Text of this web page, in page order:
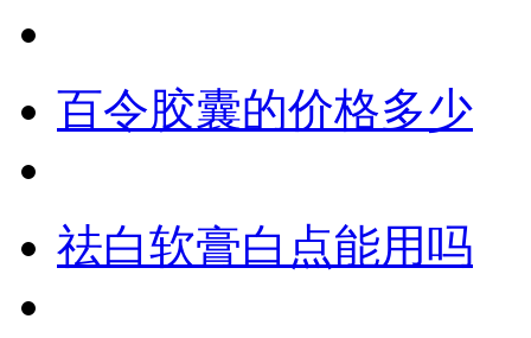
百令胶囊的价格多少
祛白软膏白点能用吗